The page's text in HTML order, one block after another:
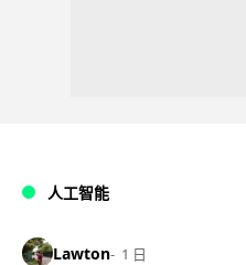
人工智能
Lawton 1 日